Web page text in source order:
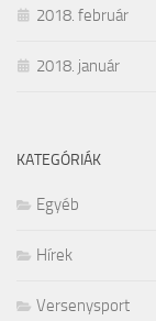
2018. február
2018. január
KATEGÓRIÁK
Egyéb
Hírek
Versenysport